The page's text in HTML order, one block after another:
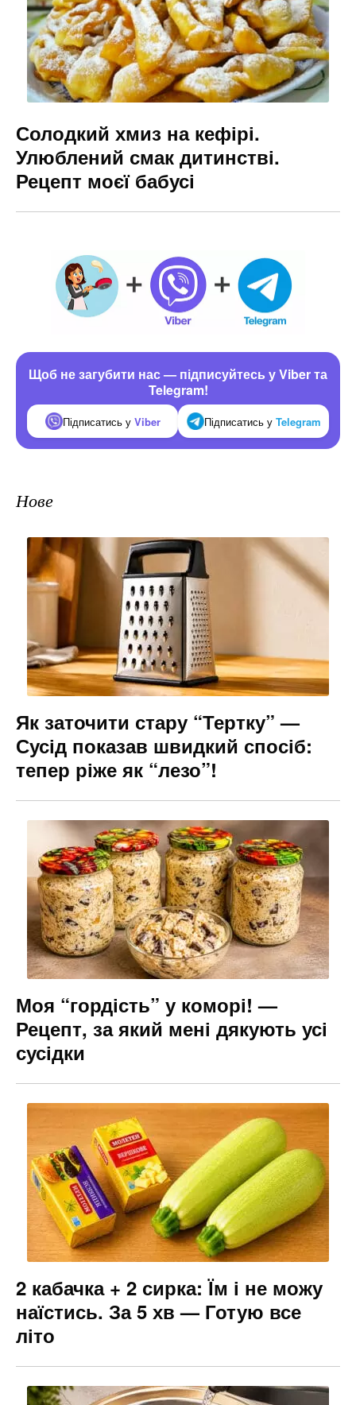
Солодкий хмиз на кефірі.
Улюблений смак дитинстві.
Рецепт моєї бабусі
Щоб не загубити нас — підписуйтесь у Viber та
Telegram!
Підписатись у Viber Підписатись у Telegram
Нове
Як заточити стару “Тертку” —
Сусід показав швидкий спосіб:
тепер ріже як “лезо”!
Моя “гордість” у коморі! —
Рецепт, за який мені дякують усі
сусідки
2 кабачка + 2 сирка: Їм і не можу
наїстись. За 5 хв — Готую все
літо